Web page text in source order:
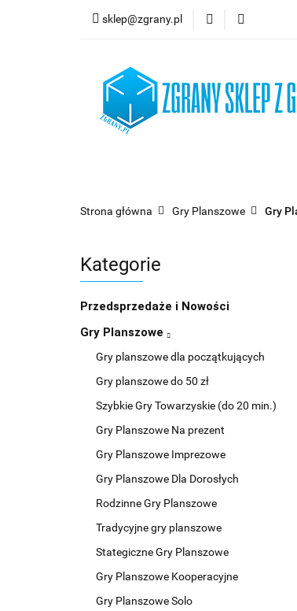
sklep@zgrany.pl
Nowości
Brydż,
Strona główna Gry Planszowe Gry
Kategorie
Przedsprzedaże i Nowości
Gry Planszowe
Gry planszowe dla początkujących
Gry planszowe do 50 zł
Szybkie Gry Towarzyskie (do 20 min.)
Gry Planszowe Na prezent
Gry Planszowe Imprezowe
Gry Planszowe Dla Dorosłych
Rodzinne Gry Planszowe
Tradycyjne gry planszowe
Stategiczne Gry Planszowe
Gry Planszowe Kooperacyjne
Gry Planszowe Solo